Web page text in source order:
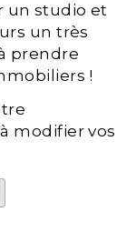
un studio et
un très
prendre
!
modifier vos